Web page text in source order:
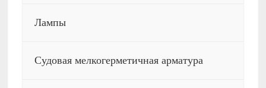
Лампы
Судовая мелкогерметичная арматура